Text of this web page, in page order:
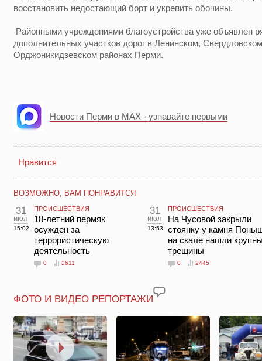
восстановить недостающий борт и укрепить обочины.
Районными учреждениями благоустройства уже объявлен
дополнительных участков дорог в Ленинском,
Орджоникидзевском районах Перми.
Новости Перми в MAX - узнавайте первыми
Нравится
ВОЗМОЖНО, ВАМ ПОНРАВИТСЯ
31
июл
15:02
ПРОИСШЕСТВИЯ
18-летний пермяк
осужден за
террористическую
деятельность
0 2611
31
июл
13:53
ПРОИСШЕСТВИЯ
На Чусовой закрыли
стоянку у камня
на скале нашли
трещины
0 2445
ФОТО И ВИДЕО РЕПОРТАЖИ